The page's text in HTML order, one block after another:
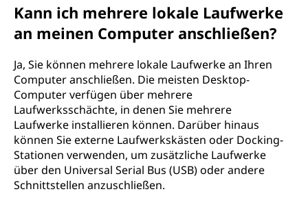
Kann ich mehrere lokale Laufwerke
an meinen Computer anschließen?
Ja, Sie können mehrere lokale Laufwerke an Ihren
Computer anschließen. Die meisten Desktop-
Computer verfügen über mehrere
Laufwerksschächte, in denen Sie mehrere
Laufwerke installieren können. Darüber hinaus
können Sie externe Laufwerkskästen oder Docking-
Stationen verwenden, um zusätzliche Laufwerke
über den Universal Serial Bus (USB) oder andere
Schnittstellen anzuschließen.